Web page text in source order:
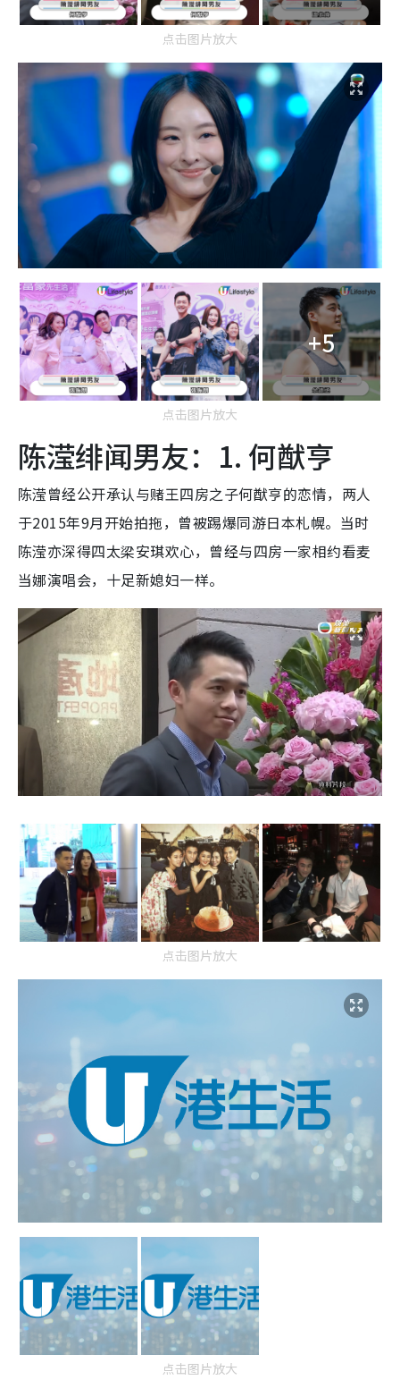
点击图片放大
+5
点击图片放大
陈滢绯闻男友：1. 何猷亨
陈滢曾经公开承认与赌王四房之子何猷亨的恋情，两人
于2015年9月开始拍拖，曾被踢爆同游日本札幌。当时
陈滢亦深得四太梁安琪欢心，曾经与四房一家相约看麦
当娜演唱会，十足新媳妇一样。
点击图片放大
点击图片放大